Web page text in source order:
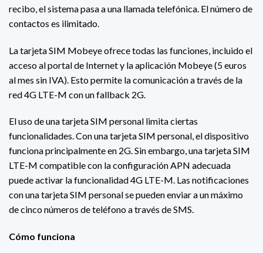
recibo, el sistema pasa a una llamada telefónica. El número de
contactos es ilimitado.
La tarjeta SIM Mobeye ofrece todas las funciones, incluido el
acceso al portal de Internet y la aplicación Mobeye (5 euros
al mes sin IVA). Esto permite la comunicación a través de la
red 4G LTE-M con un fallback 2G.
El uso de una tarjeta SIM personal limita ciertas
funcionalidades. Con una tarjeta SIM personal, el dispositivo
funciona principalmente en 2G. Sin embargo, una tarjeta SIM
LTE-M compatible con la configuración APN adecuada
puede activar la funcionalidad 4G LTE-M. Las notificaciones
con una tarjeta SIM personal se pueden enviar a un máximo
de cinco números de teléfono a través de SMS.
Cómo funciona